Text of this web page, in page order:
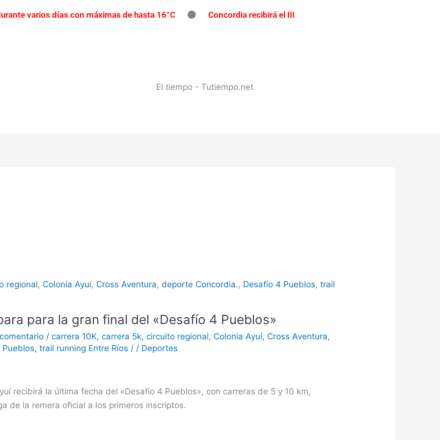
varios días con máximas de hasta 16°C
Concordia recibirá el III
El tiempo - Tutiempo.net
regional, Colonia Ayuí, Cross Aventura,deporte Concordia., Desafío 4 Pueblos,trail
para la gran final del «Desafío 4 Pueblos»
/carrera 10K,carrera 5k,circuito regional, Colonia Ayuí, Cross Aventura,
,trail running Entre Ríos / / Deportes
recibirá la última fecha del «Desafío 4 Pueblos», con carreras de 5 y 10 km,
de la remera oficial a los primeros inscriptos.